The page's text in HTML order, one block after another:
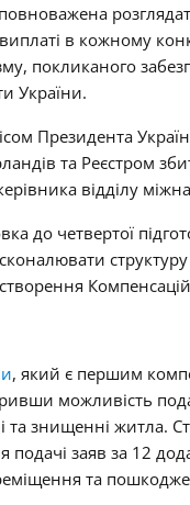
виплаті в кожному
покликаного
України.
Президента
та Реєстром
відділу
до четвертої
, який є першим
можливість
знищенні житла.
подачі заяв за 12
та